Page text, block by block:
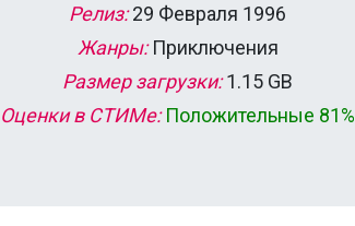
Релиз:29 Февраля 1996
Жанры:Приключения
Размер загрузки:1.15 GB
Оценки в СТИМе: Положительные 81%